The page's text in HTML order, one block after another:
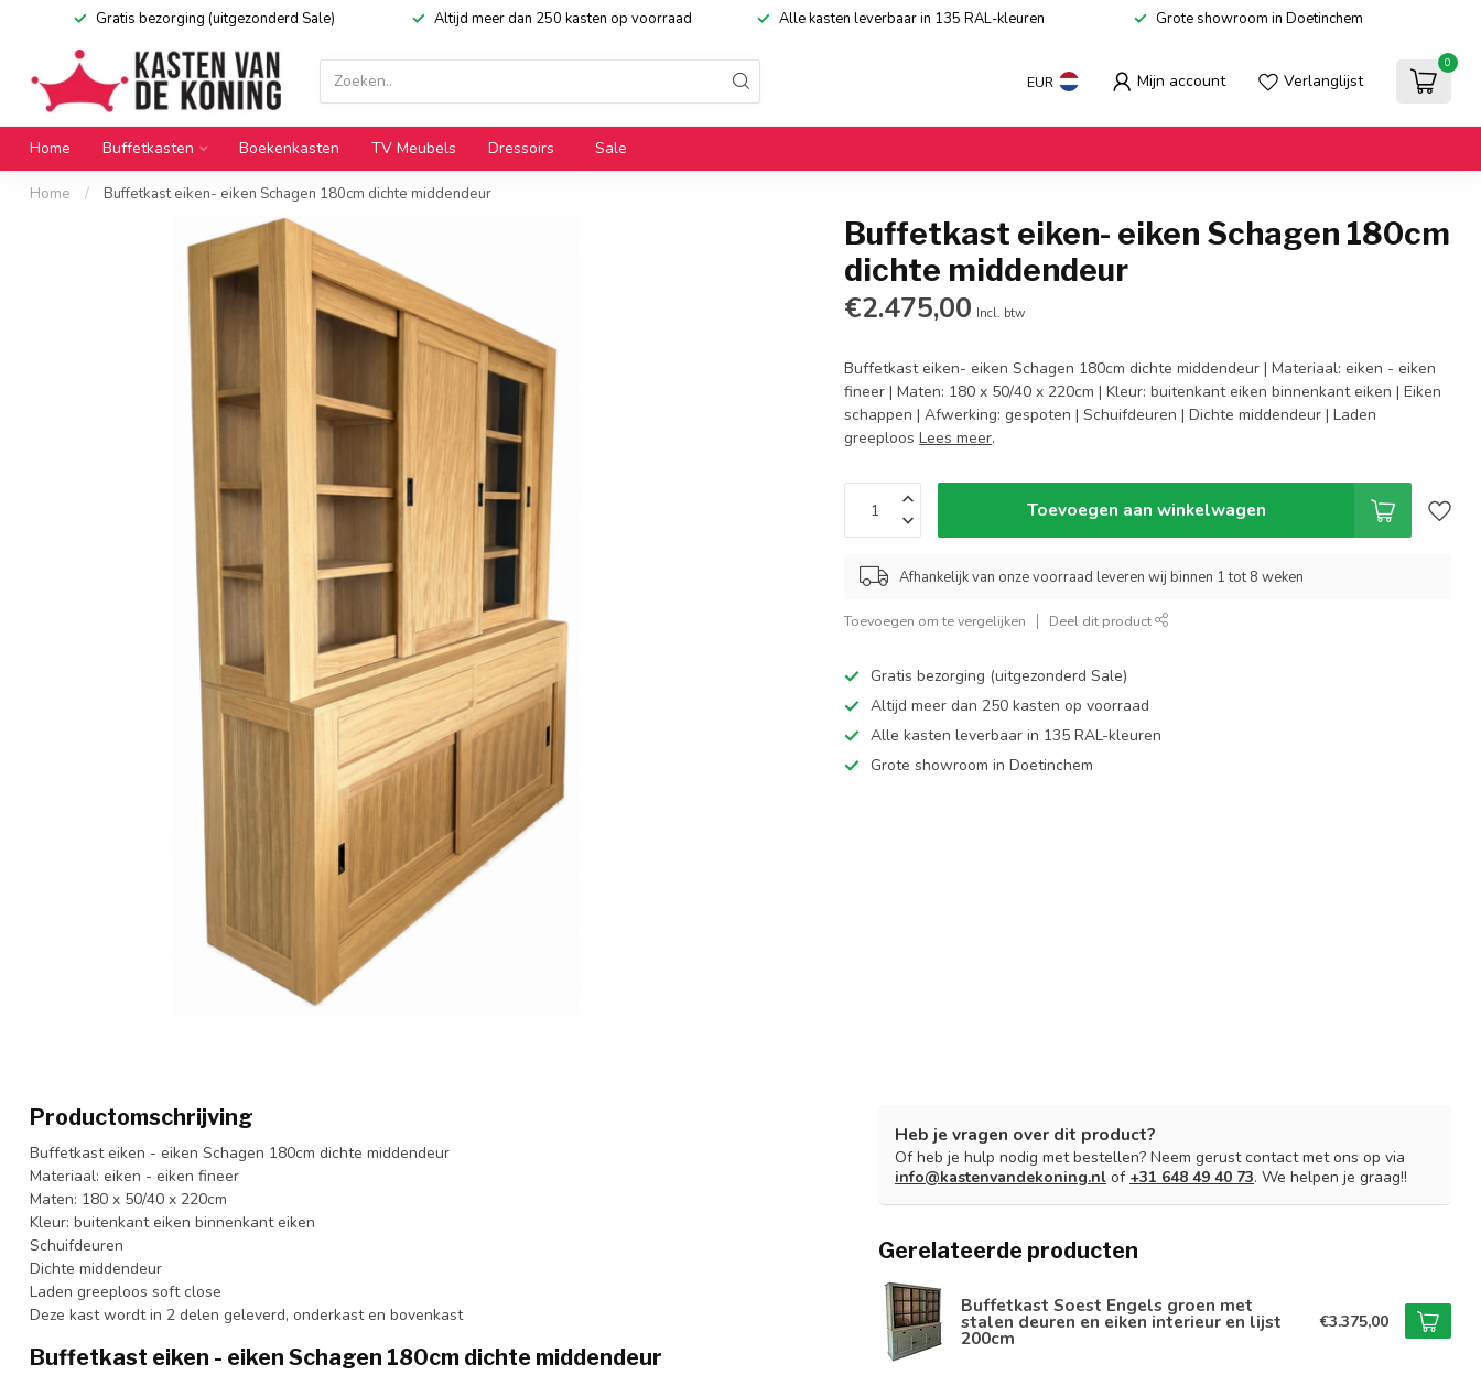
Gratis bezorging (uitgezonderd Sale) Altijd meer dan 250 kasten op voorraad Alle kasten leverbaar in 135 RAL-kleuren Grote showroom in Doetinchem
EUR Mijn account Verlanglijst
0
Home Buffetkasten Boekenkasten TV Meubels Dressoirs Sale
Home / Buffetkast eiken- eiken Schagen 180cm dichte middendeur
Buffetkast eiken- eiken Schagen 180cm
dichte middendeur
€2.475,00 Incl. btw
Buffetkast eiken- eiken Schagen 180cm dichte middendeur | Materiaal: eiken - eiken
fineer | Maten: 180 x 50/40 x 220cm | Kleur: buitenkant eiken binnenkant eiken | Eiken
schappen | Afwerking: gespoten | Schuifdeuren | Dichte middendeur | Laden
greeploosLees meer.
Toevoegen aan winkelwagen
Afhankelijk van onze voorraad leveren wij binnen 1 tot 8 weken
Toevoegen om te vergelijken Deel dit product
Gratis bezorging (uitgezonderd Sale)
Altijd meer dan 250 kasten op voorraad
Alle kasten leverbaar in 135 RAL-kleuren
Grote showroom in Doetinchem
Productomschrijving
Buffetkast eiken - eiken Schagen 180cm dichte middendeur
Materiaal: eiken - eiken fineer
Maten: 180 x 50/40 x 220cm
Kleur: buitenkant eiken binnenkant eiken
Schuifdeuren
Dichte middendeur
Laden greeploos soft close
Deze kast wordt in 2 delen geleverd, onderkast en bovenkast
Buffetkast eiken - eiken Schagen 180cm dichte middendeur
Heb je vragen over dit product?
Of heb je hulp nodig met bestellen? Neem gerust contact met ons op via
info@kastenvandekoning.nl of +31 648 49 40 73. We helpen je graag!!
Gerelateerde producten
Buffetkast Soest Engels groen met
stalen deuren en eiken interieur en lijst
200cm
€3.375,00